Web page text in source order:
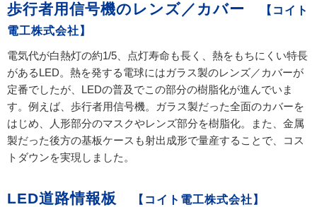
歩行者用信号機のレンズ／カバー
【コイト
電工株式会社】
電気代が白熱灯の約1/5、点灯寿命も長く、熱をもちにくい特長
があるLED。熱を発する電球にはガラス製のレンズ／カバーが
定番でしたが、LEDの普及でこの部分の樹脂化が進んでいま
す。例えば、歩行者用信号機。ガラス製だった全面のカバーを
はじめ、人形部分のマスクやレンズ部分を樹脂化。また、金属
製だった後方の基板ケースも射出成形で量産することで、コス
トダウンを実現しました。
LED道路情報板 【コイト電工株式会社】